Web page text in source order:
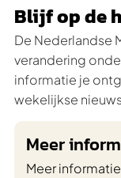
Blijf op de
De Nederlandse
verandering
informatie je
wekelijkse
Meer
Meer